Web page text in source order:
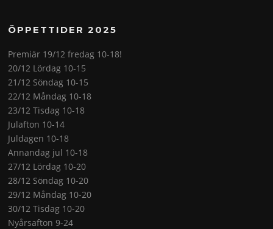
ÖPPETTIDER 2025
Premiär 19/12 fredag 10-18!
20/12 Lördag 10-15
21/12 Söndag 10-15
22/12 Måndag 10-18
23/12 Tisdag 10-18
Julafton 10-14
Juldagen 10-18
Annandag jul 10-18
27/12 Lördag 10-20
28/12 Söndag 10-20
29/12 Måndag 10-20
30/12 Tisdag 10-20
Nyårsafton 9-24